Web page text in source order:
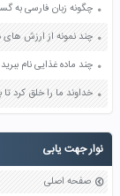
نوار جهت یابی
صفحه اصلی
چگونه زبان فارسی به
چند نمونه از ارزش های ذاتی یا
خداوند ما را خلق کرد تا به کجا